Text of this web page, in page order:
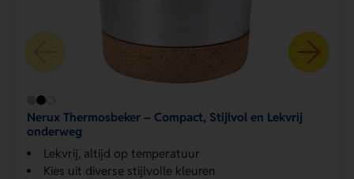
Nerux Thermosbeker – Compact, Stijlvol en Lekvrij
onderweg
Lekvrij, altijd op temperatuur
Kies uit diverse stijlvolle kleuren